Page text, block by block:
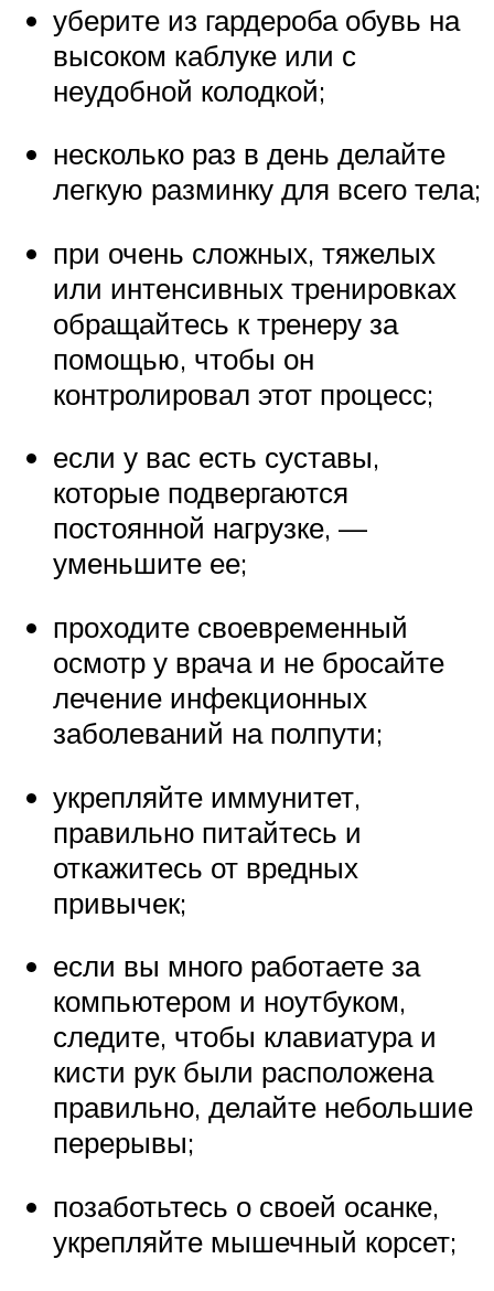
уберите из гардероба обувь на
высоком каблуке или с
неудобной колодкой;
несколько раз в день делайте
легкую разминку для всего тела;
при очень сложных, тяжелых
или интенсивных тренировках
обращайтесь к тренеру за
помощью, чтобы он
контролировал этот процесс;
если у вас есть суставы,
которые подвергаются
постоянной нагрузке, —
уменьшите ее;
проходите своевременный
осмотр у врача и не бросайте
лечение инфекционных
заболеваний на полпути;
укрепляйте иммунитет,
правильно питайтесь и
откажитесь от вредных
привычек;
если вы много работаете за
компьютером и ноутбуком,
следите, чтобы клавиатура и
кисти рук были расположена
правильно, делайте небольшие
перерывы;
позаботьтесь о своей осанке,
укрепляйте мышечный корсет;